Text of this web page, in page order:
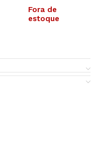
Fora de
estoque